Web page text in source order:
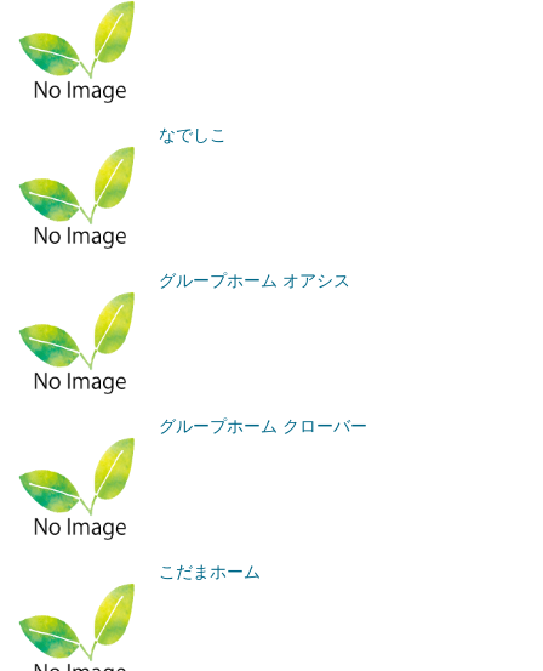
なでしこ
グループホーム オアシス
グループホーム クローバー
こだまホーム